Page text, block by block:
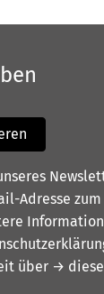
Adresse zum
über →